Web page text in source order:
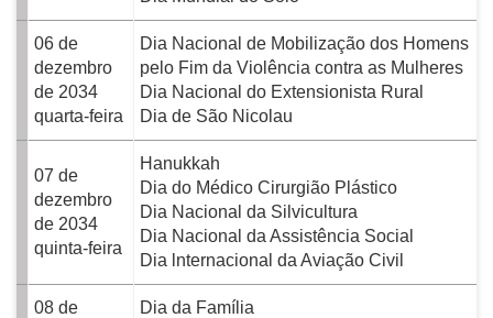
06 de
dezembro
de 2034
quarta-feira
Dia Nacional de Mobilização dos Homens
pelo Fim da Violência contra as Mulheres
Dia Nacional do Extensionista Rural
Dia de São Nicolau
07 de
dezembro
de 2034
quinta-feira
Hanukkah
Dia do Médico Cirurgião Plástico
Dia Nacional da Silvicultura
Dia Nacional da Assistência Social
Dia lnternacional da Aviação Civil
08 de
Dia da Família